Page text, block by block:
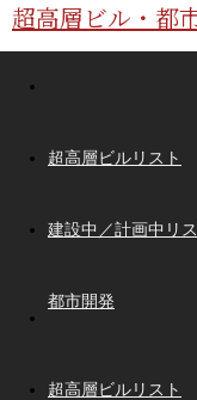
超高層ビル・都
超高層ビルリスト
建設中／計画中リ
都市開発
超高層ビルリスト